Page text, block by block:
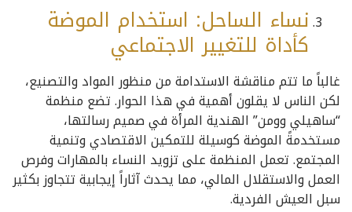
نساء الساحل: استخدام الموضة
كأداة للتغيير الاجتماعي
غالباً ما تتم مناقشة الاستدامة من منظور المواد والتصنيع،
لكن الناس لا يقلون أهمية في هذا الحوار. تضع منظمة
“ساهيلي وومن” الهندية المرأة في صميم رسالتها،
مستخدمةً الموضة كوسيلة للتمكين الاقتصادي وتنمية
المجتمع. تعمل المنظمة على تزويد النساء بالمهارات وفرص
العمل والاستقلال المالي، مما يحدث آثاراً إيجابية تتجاوز بكثير
سبل العيش الفردية.